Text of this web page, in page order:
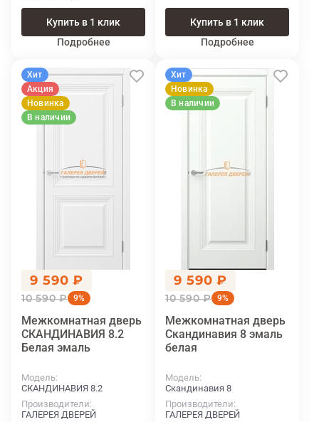
Купить в 1 клик
Подробнее
Купить в 1 клик
Подробнее
Хит
Акция
Новинка
В наличии
9 590 ₽
10 590 ₽ 9%
Межкомнатная дверь
СКАНДИНАВИЯ 8.2
Белая эмаль
Модель
СКАНДИНАВИЯ 8.2
Производители
ГАЛЕРЕЯ ДВЕРЕЙ
Хит
Новинка
В наличии
9 590 ₽
10 590 ₽ 9%
Межкомнатная дверь
Скандинавия 8 эмаль
белая
Модель
Скандинавия 8
Производители
ГАЛЕРЕЯ ДВЕРЕЙ